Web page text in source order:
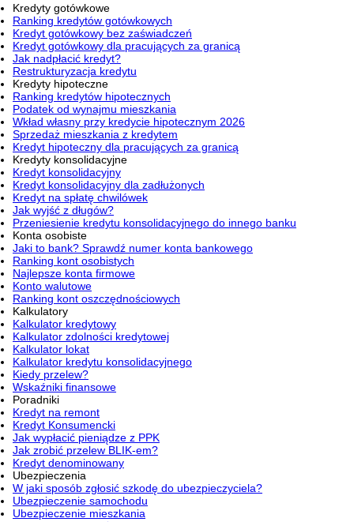
Kredyty gotówkowe
Ranking kredytów gotówkowych
Kredyt gotówkowy bez zaświadczeń
Kredyt gotówkowy dla pracujących za granicą
Jak nadpłacić kredyt?
Restrukturyzacja kredytu
Kredyty hipoteczne
Ranking kredytów hipotecznych
Podatek od wynajmu mieszkania
Wkład własny przy kredycie hipotecznym 2026
Sprzedaż mieszkania z kredytem
Kredyt hipoteczny dla pracujących za granicą
Kredyty konsolidacyjne
Kredyt konsolidacyjny
Kredyt konsolidacyjny dla zadłużonych
Kredyt na spłatę chwilówek
Jak wyjść z długów?
Przeniesienie kredytu konsolidacyjnego do innego banku
Konta osobiste
Jaki to bank? Sprawdź numer konta bankowego
Ranking kont osobistych
Najlepsze konta firmowe
Konto walutowe
Ranking kont oszczędnościowych
Kalkulatory
Kalkulator kredytowy
Kalkulator zdolności kredytowej
Kalkulator lokat
Kalkulator kredytu konsolidacyjnego
Kiedy przelew?
Wskaźniki finansowe
Poradniki
Kredyt na remont
Kredyt Konsumencki
Jak wypłacić pieniądze z PPK
Jak zrobić przelew BLIK-em?
Kredyt denominowany
Ubezpieczenia
W jaki sposób zgłosić szkodę do ubezpieczyciela?
Ubezpieczenie samochodu
Ubezpieczenie mieszkania